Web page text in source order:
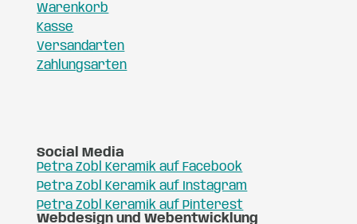
Warenkorb
Kasse
Versandarten
Zahlungsarten
Social Media
Petra Zobl Keramik auf Facebook
Petra Zobl Keramik auf Instagram
Petra Zobl Keramik auf Pinterest
Webdesign und Webentwicklung